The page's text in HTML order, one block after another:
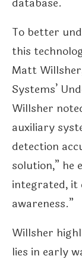
To better
this
Matt
Systems’
Willsher
auxiliary
detection
solution,” he
integrated,
awareness.”
Willsher
lies in early